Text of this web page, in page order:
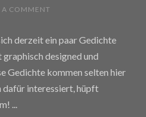
A COMMENT
derzeit ein paar Gedichte
designed und
Gedichte kommen selten hier
dafür interessiert, hüpft
...